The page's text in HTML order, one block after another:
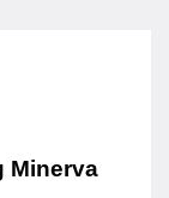
Minerva